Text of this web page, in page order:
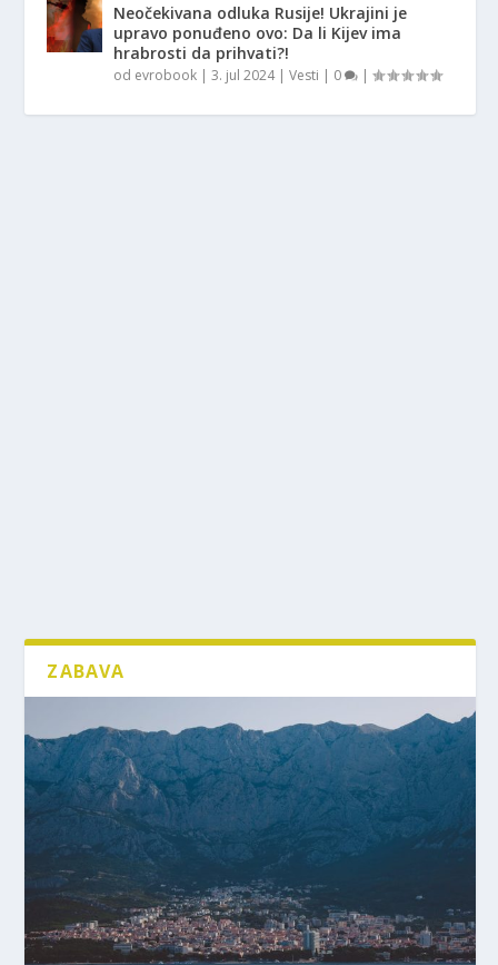
Neočekivana odluka Rusije! Ukrajini je
upravo ponuđeno ovo: Da li Kijev ima
hrabrosti da prihvati?!
od evrobook |3. jul 2024|Vesti | 0 |
ZABAVA